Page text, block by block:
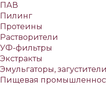
ПАВ
Пилинг
Протеины
Растворители
УФ-фильтры
Экстракты
Эмульгаторы,
Пищевая